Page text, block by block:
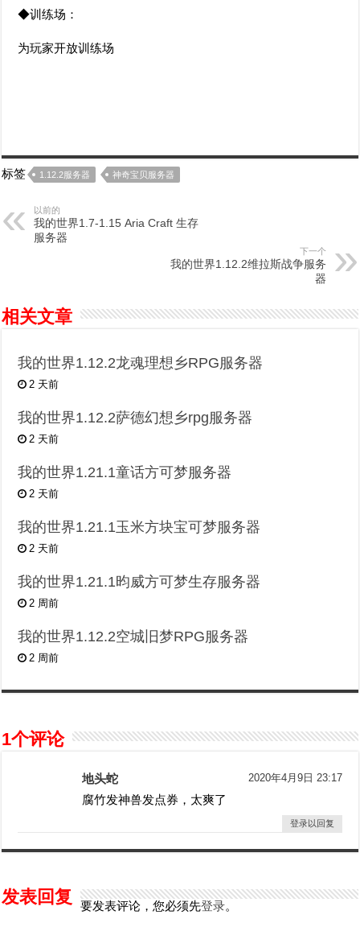
◆训练场：
为玩家开放训练场
标签 1.12.2服务器 神奇宝贝服务器
以前的
我的世界1.7-1.15 Aria Craft 生存
服务器
下一个
我的世界1.12.2维拉斯战争服务
器
相关文章
我的世界1.12.2龙魂理想乡RPG服务器
2 天前
我的世界1.12.2萨德幻想乡rpg服务器
2 天前
我的世界1.21.1童话方可梦服务器
2 天前
我的世界1.21.1玉米方块宝可梦服务器
2 天前
我的世界1.21.1昀威方可梦生存服务器
2 周前
我的世界1.12.2空城旧梦RPG服务器
2 周前
1个评论
地头蛇 2020年4月9日 23:17
腐竹发神兽发点券，太爽了
登录以回复
发表回复 要发表评论，您必须先登录。